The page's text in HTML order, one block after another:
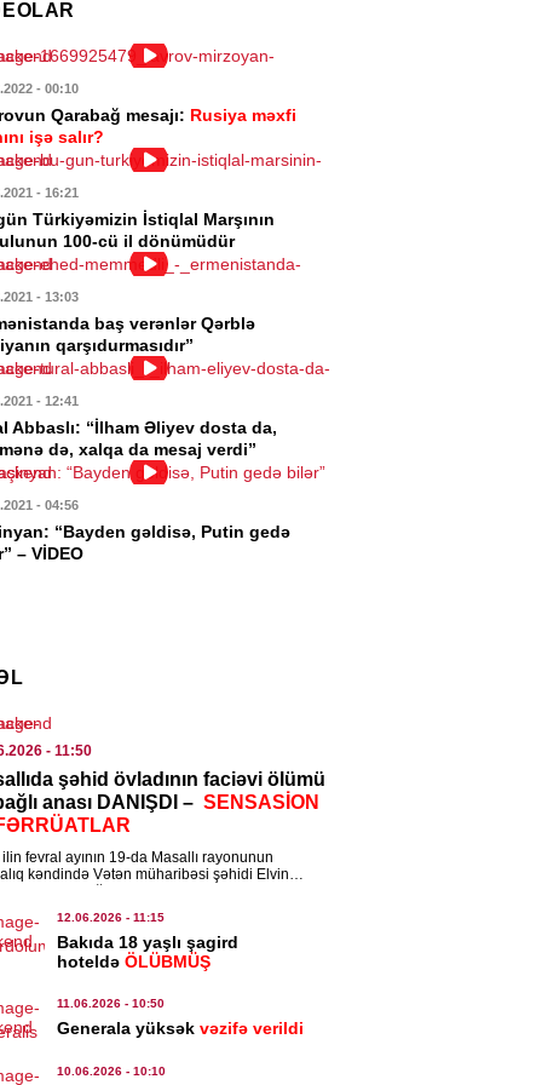
“Dinamo”ya qarşı
- 10:34
almaq istəyənlərin nəzərinə!
- 10:31
İcra Hakimiyyəti İT sistemlərini
buludu”na köçürüb
- 10:30
Zelandiyaya qar yağdı – 15 ildə
- 18:52
Kəngərli vəzifəsindən azad
Aslanovdan yeni rəis təyinatları
- 12:30
– Qəzzada dəhşət
şübhəli bilinən 40 nəfər
- 00:10
Qarabağ mesajı: Rusiya məxfi
işə salır?
- 16:21
Türkiyəmizin İstiqlal Marşının
100-cü il dönümüdür
- 13:03
baş verənlər Qərblə
qarşıdurmasıdır”
- 12:41
Abbaslı: “İlham Əliyev dosta da,
də, xalqa da mesaj verdi”
- 04:56
“Bayden gəldisə, Putin gedə
– VİDEO
- 11:50
şəhid övladının faciəvi ölümü
anası DANIŞDI – SENSASİON
fevral ayının 19-da Masallı rayonunun
kəndində Vətən müharibəsi şəhidi Elvin
12.06.2026 - 11:15
Bakıda 18 yaşlı şagird
hoteldə ÖLÜBMÜŞ
11.06.2026 - 10:50
Generala yüksək vəzifə verildi
10.06.2026 - 10:10